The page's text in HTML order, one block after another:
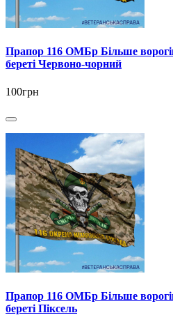
Прапор 116 ОМБр Більше
береті Червоно-чорний
100грн
Прапор 116 ОМБр Більше
береті Піксель